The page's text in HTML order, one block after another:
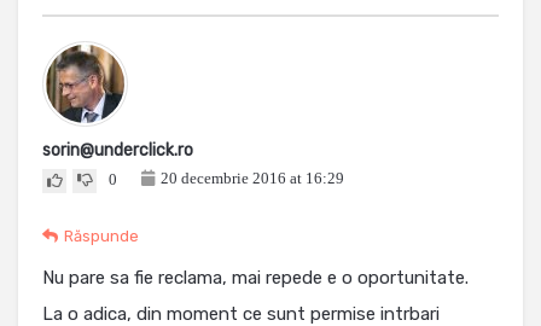
sorin@underclick.ro
0 20 decembrie 2016 at 16:29
Răspunde
Nu pare sa fie reclama, mai repede e o oportunitate.
La o adica, din moment ce sunt permise intrbari